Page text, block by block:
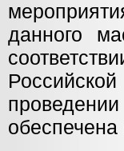
данного
обеспечена